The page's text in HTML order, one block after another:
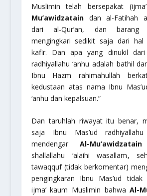
Muslimin telah bersepakat
Mu’awidzataindan al-Fatihah
dari al-Qur’an, dan barang
mengingkari sedikit saja dari
kafir. Dan apa yang dinukil dari
radhiyallahu ‘anhu adalah bathil
Ibnu Hazm rahimahullah
kedustaan atas nama Ibnu
‘anhu dan kepalsuan.”
Dan taruhlah riwayat itu benar,
saja Ibnu Mas’ud
mendengar Al-Mu’awidzatain
shallallahu ‘alaihi wasallam,
tawaqquf(tidak berkomentar)
pengingkaran Ibnu Mas’ud tidak
ijma’ kaum Muslimin bahwaAl-